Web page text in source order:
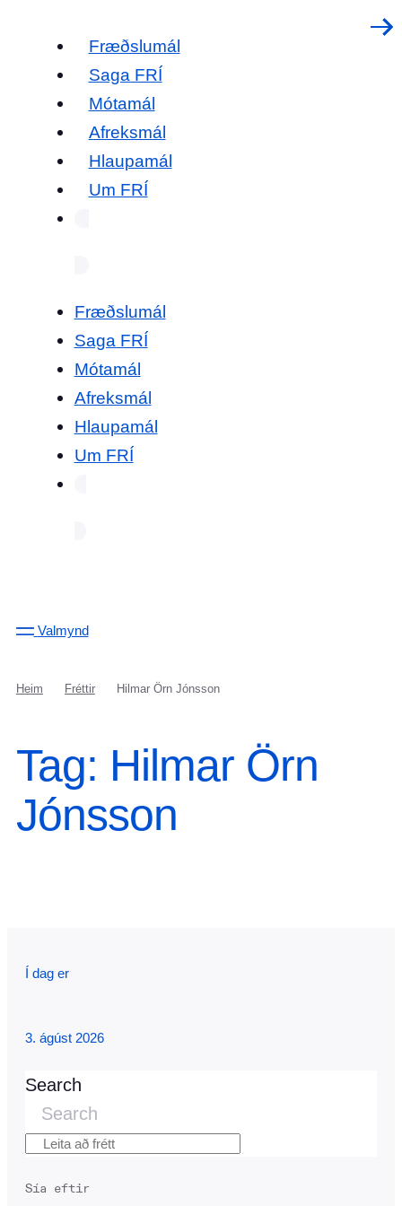
Fræðslumál
Saga FRÍ
Mótamál
Afreksmál
Hlaupamál
Um FRÍ
Fræðslumál
Saga FRÍ
Mótamál
Afreksmál
Hlaupamál
Um FRÍ
Valmynd
Heim Fréttir Hilmar Örn Jónsson
Tag: Hilmar Örn
Jónsson
Í dag er
3. ágúst 2026
Search
Search
Sía eftir